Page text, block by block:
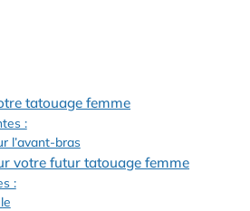
tatouage femme
:
l’avant-bras
votre futur tatouage femme
: